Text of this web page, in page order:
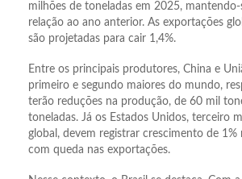
milhões de toneladas em 2025, mantendo-
relação ao ano anterior. As exportações
são projetadas para cair 1,4%.
Entre os principais produtores, China e
primeiro e segundo maiores do mundo,
terão reduções na produção, de 60 mil
toneladas. Já os Estados Unidos, terceiro
global, devem registrar crescimento de 1%
com queda nas exportações.